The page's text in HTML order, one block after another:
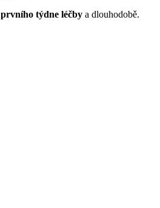
prvního týdne léčby a dlouhodobě.